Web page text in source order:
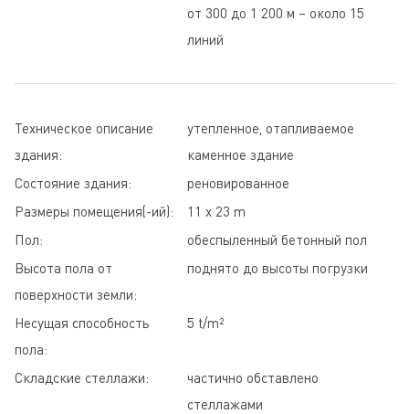
от 300 до 1 200 м – около 15
линий
Техническое описание
здания:
утепленное, отапливаемое
каменное здание
Состояние здания:
реновированное
Размеры помещения(-ий):
11 x 23 m
Пол:
обеспыленный бетонный пол
Высота пола от
поверхности земли:
поднято до высоты погрузки
Несущая способность
пола:
5 t/m²
Складские стеллажи:
частично обставлено
стеллажами